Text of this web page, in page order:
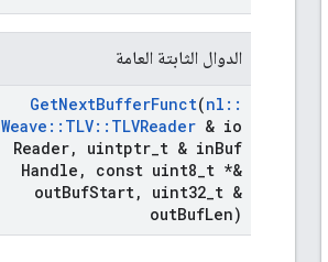
الدوال الثابتة العامة
GetNextBufferFunct(nl ::
Weave :: TLV:: TLVReader & io
Reader, uintptr t & inBuf
Handle , const uint8 t *&
outBufStart, uint32 t &
outBufLen)